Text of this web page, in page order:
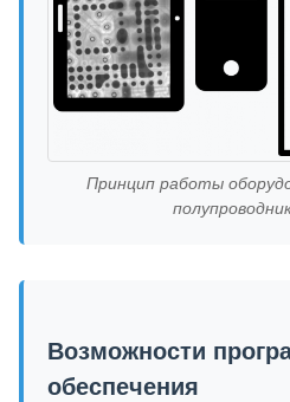
Принцип работы
Возможности
обеспечения